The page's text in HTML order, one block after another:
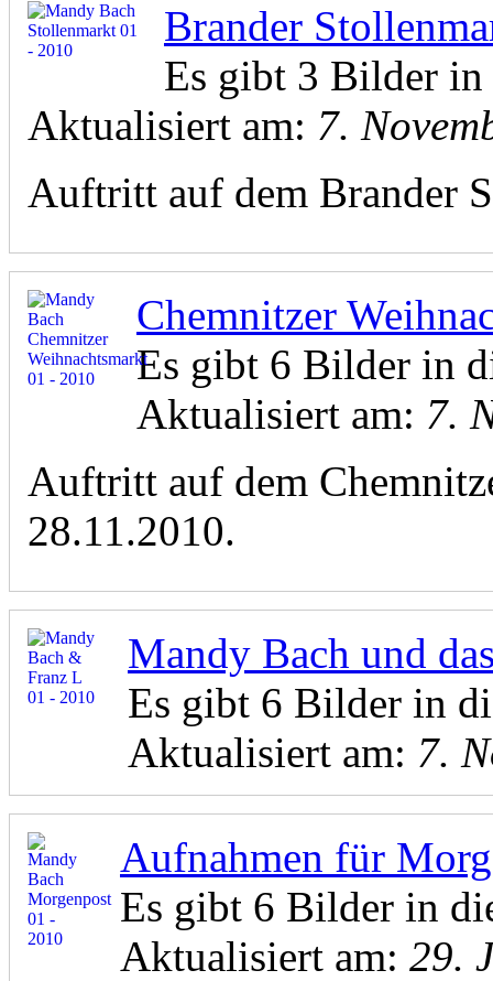
Brander
Es gibt 3 Bilder in
Aktualisiert am: 7.
Auftritt auf dem Brander
Chemnitzer
Es gibt 6 Bilder in
Aktualisiert am: 7.
Auftritt auf dem
28.11.2010.
Mandy Bach und
Es gibt 6 Bilder in
Aktualisiert am: 7.
Aufnahmen für
Es gibt 6 Bilder in
Aktualisiert am: 29.